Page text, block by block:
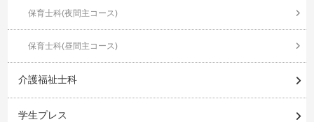
保育士科(夜間主コース)
保育士科(昼間主コース)
介護福祉士科
学生プレス